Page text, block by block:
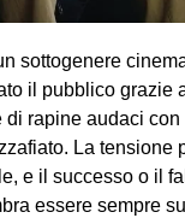
sottogenere
il pubblico grazie
di rapine audaci con
La tensione
e il successo o il
essere sempre